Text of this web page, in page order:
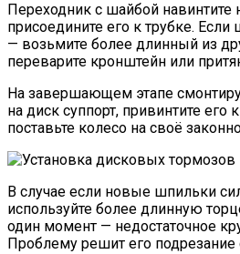
Переходник с шайбой навинтите
присоедините его к трубке. Если
— возьмите более длинный из
переварите кронштейн или
На завершающем этапе
на диск суппорт, привинтите его
поставьте колесо на своё
В случае если новые шпильки
используйте более длинную
один момент — недостаточное
Проблему решит его